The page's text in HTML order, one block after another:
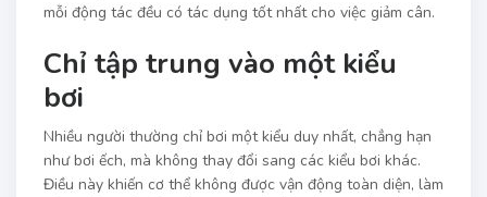
mỗi động tác đều có tác dụng tốt nhất cho việc giảm cân.
Chỉ tập trung vào một kiểu
bơi
Nhiều người thường chỉ bơi một kiểu duy nhất, chẳng hạn
như bơi ếch, mà không thay đổi sang các kiểu bơi khác.
Điều này khiến cơ thể không được vận động toàn diện, làm